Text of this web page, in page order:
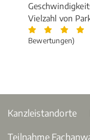
Vielzahl von
Bewertungen)
Kanzleistandorte
Teilnahme